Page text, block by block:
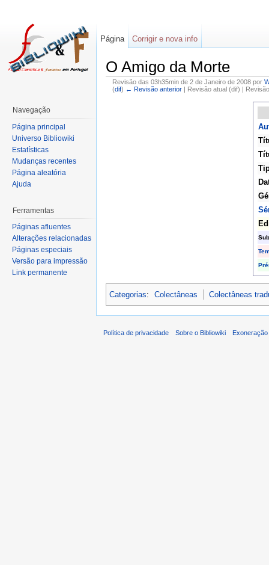
O Amigo da Morte
Revisão das 03h35min de 2 de Janeiro de 2008 por
(dif) ← Revisão anterior| Revisão atual (dif) |
Categorias: Colectâneas Colectâneas
Página Corrigir e nova info
Navegação
Página principal
Universo Bibliowiki
Estatísticas
Mudanças recentes
Página aleatória
Ajuda
Ferramentas
Páginas afluentes
Alterações relacionadas
Páginas especiais
Versão para impressão
Link permanente
Política de privacidade Sobre o Bibliowiki